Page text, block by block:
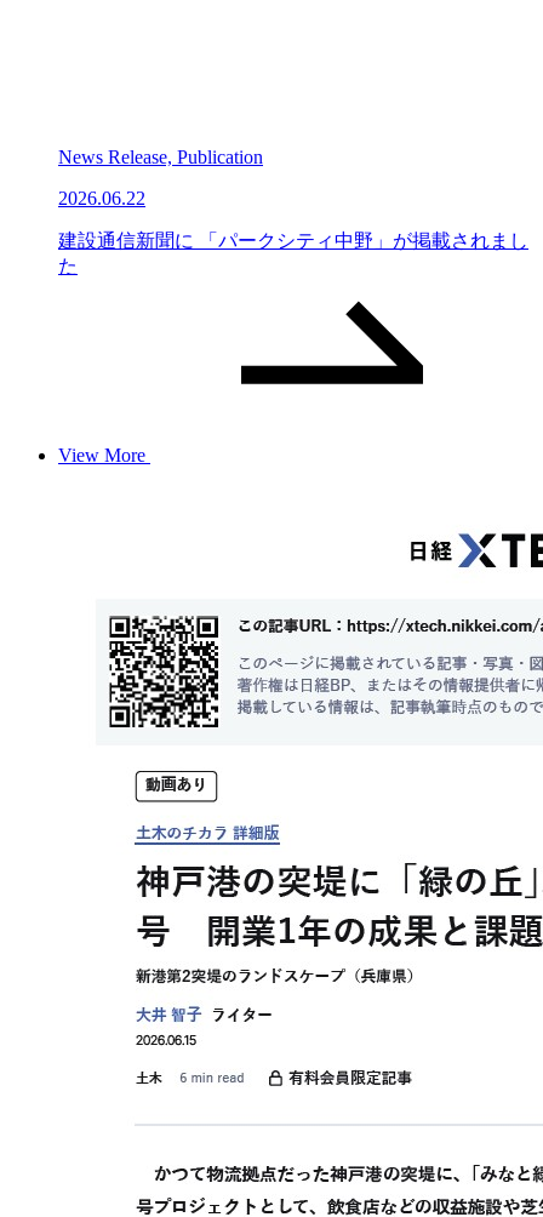
News Release, Publication
2026.06.22
建設通信新聞に 「パークシティ中野」が掲載されまし
た
View More